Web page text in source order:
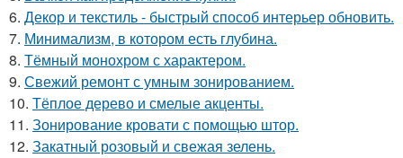
6. Декор и текстиль - быстрый способ интерьер обновить.
7. Минимализм, в котором есть глубина.
8. Тёмный монохром с характером.
9. Свежий ремонт с умным зонированием.
10. Тёплое дерево и смелые акценты.
11. Зонирование кровати с помощью штор.
12. Закатный розовый и свежая зелень.